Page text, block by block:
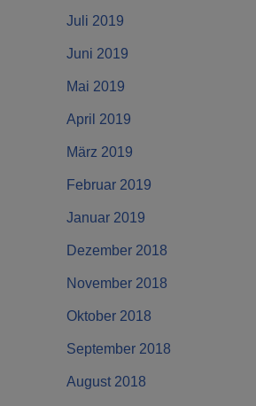
Juli 2019
Juni 2019
Mai 2019
April 2019
März 2019
Februar 2019
Januar 2019
Dezember 2018
November 2018
Oktober 2018
September 2018
August 2018